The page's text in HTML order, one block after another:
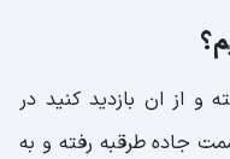
از ان بازدید کنید در
جاده طرقبه رفته و به